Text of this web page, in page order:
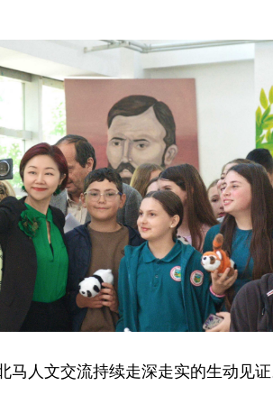
马人文交流持续走深走实的生动见